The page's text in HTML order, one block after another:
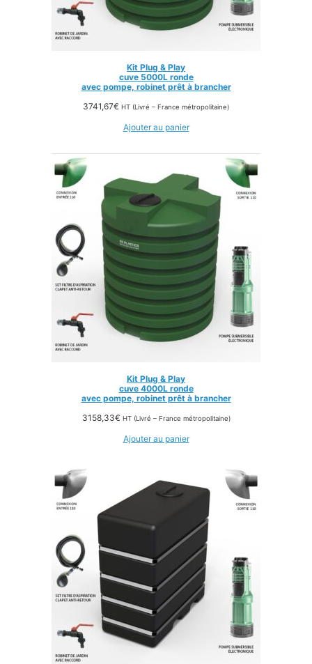
Kit Plug & Play
cuve 5000L ronde
avec pompe, robinet prêt à brancher
3741,67€ HT (Livré – France métropolitaine)
Ajouter au panier
Kit Plug & Play
cuve 4000L ronde
avec pompe, robinet prêt à brancher
3158,33€ HT (Livré – France métropolitaine)
Ajouter au panier